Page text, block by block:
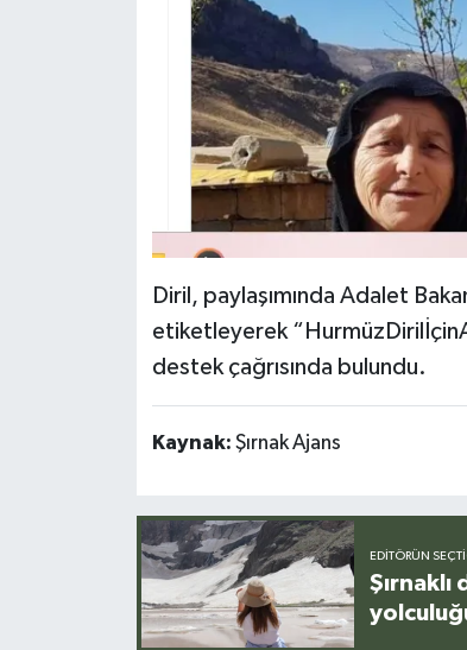
Diril, paylaşımında Adalet
etiketleyerek
destek çağrısında bulundu.
Kaynak: Şırnak Ajans
EDITÖRÜN